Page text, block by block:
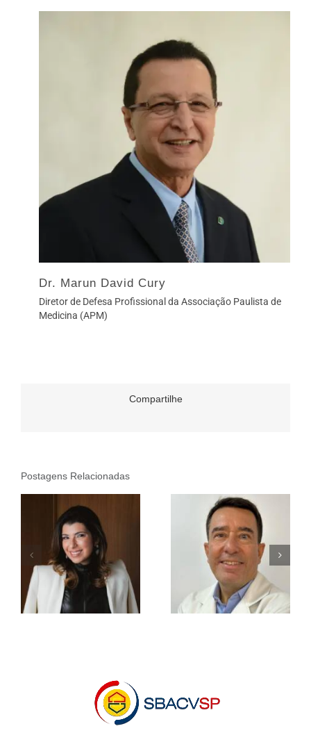
Dr. Marun David Cury
Diretor de Defesa Profissional da Associação Paulista de
Medicina (APM)
Compartilhe
Postagens Relacionadas